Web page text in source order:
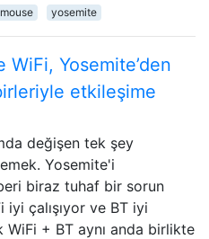
mouse yosemite
Yosemite’den
etkileşime
değişen tek şey
Yosemite'i
biraz tuhaf bir sorun
iyi çalışıyor ve BT iyi
WiFi + BT aynı anda birlikte